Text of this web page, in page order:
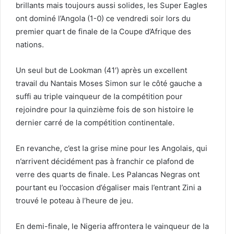
brillants mais toujours aussi solides, les Super Eagles
ont dominé l’Angola (1-0) ce vendredi soir lors du
premier quart de finale de la Coupe d’Afrique des
nations.
Un seul but de Lookman (41′) après un excellent
travail du Nantais Moses Simon sur le côté gauche a
suffi au triple vainqueur de la compétition pour
rejoindre pour la quinzième fois de son histoire le
dernier carré de la compétition continentale.
En revanche, c’est la grise mine pour les Angolais, qui
n’arrivent décidément pas à franchir ce plafond de
verre des quarts de finale. Les Palancas Negras ont
pourtant eu l’occasion d’égaliser mais l’entrant Zini a
trouvé le poteau à l’heure de jeu.
En demi-finale, le Nigeria affrontera le vainqueur de la